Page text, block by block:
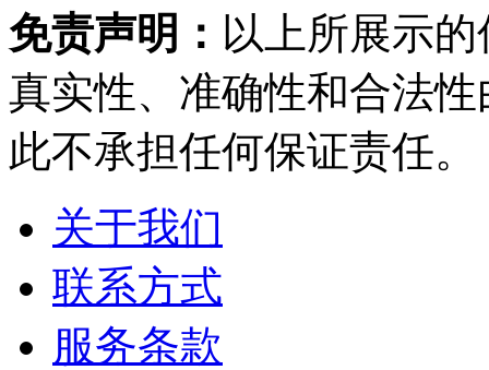
免责声明： 以上所展示
真实性、准确性和合法
此不承担任何保证责任。
关于我们
联系方式
服务条款